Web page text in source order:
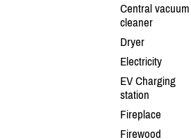
Central vacuum
cleaner
Dryer
Electricity
EV Charging
station
Fireplace
Firewood